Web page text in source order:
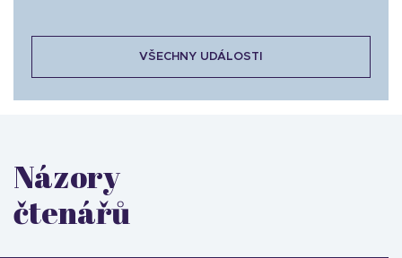
VŠECHNY UDÁLOSTI
Názory
čtenářů